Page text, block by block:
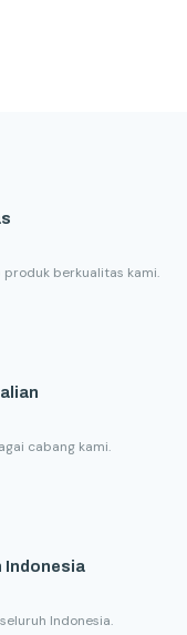
berkualitas kami.
cabang kami.
Indonesia
Indonesia.